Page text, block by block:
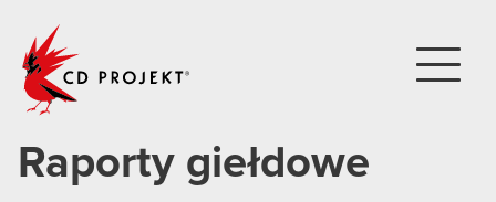
Raporty giełdowe